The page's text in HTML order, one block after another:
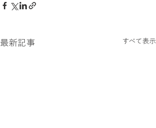
最新記事 すべて表示